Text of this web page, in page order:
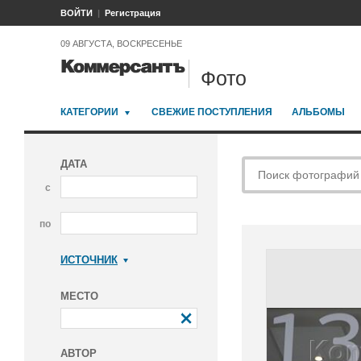
ВОЙТИ Регистрация
09 АВГУСТА, ВОСКРЕСЕНЬЕ
Фото
КАТЕГОРИИ СВЕЖИЕ ПОСТУПЛЕНИЯ АЛЬБОМЫ
ДАТА
с
по
ИСТОЧНИК
МЕСТО
АВТОР